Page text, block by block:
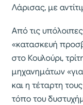
Λάρισας, με
Από τις
«κατασκευή
στο Κουλούρι,
μηχανημάτων
και η τέταρτη
τόπο του